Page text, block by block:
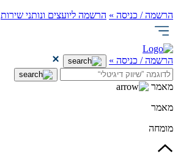
הרשמה / כניסה » הרשמה ליועצים ונותני שירות
הרשמה / כניסה »
מאמר
מאמר
מומחה